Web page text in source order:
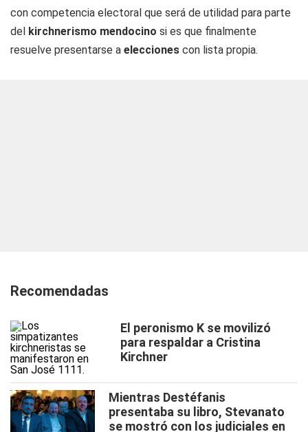
con competencia electoral que será de utilidad para parte
del kirchnerismo mendocino si es que finalmente
resuelve presentarse a elecciones con lista propia.
Recomendadas
El peronismo K se movilizó
para respaldar a Cristina
Kirchner
Mientras Destéfanis
presentaba su libro, Stevanato
se mostró con los judiciales en